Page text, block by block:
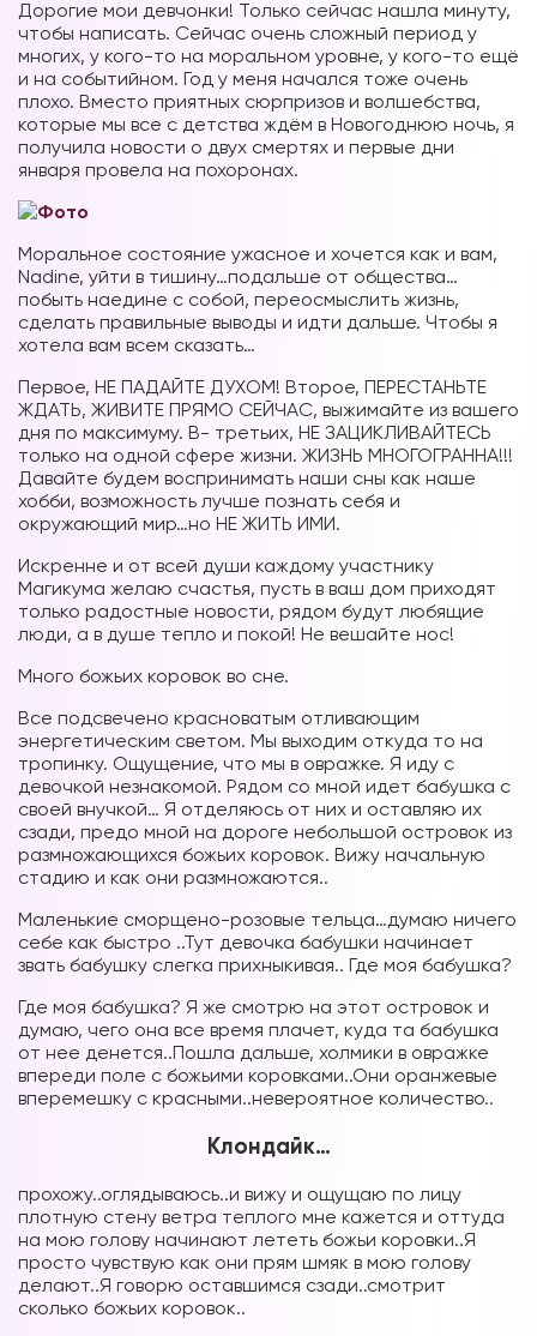
Дорогие мои девчонки! Только сейчас нашла минуту,
чтобы написать. Сейчас очень сложный период у
многих, у кого-то на моральном уровне, у кого-то ещё
и на событийном. Год у меня начался тоже очень
плохо. Вместо приятных сюрпризов и волшебства,
которые мы все с детства ждём в Новогоднюю ночь, я
получила новости о двух смертях и первые дни
января провела на похоронах.
Моральное состояние ужасное и хочется как и вам,
Nadine, уйти в тишину…подальше от общества…
побыть наедине с собой, переосмыслить жизнь,
сделать правильные выводы и идти дальше. Чтобы я
хотела вам всем сказать…
Первое, НЕ ПАДАЙТЕ ДУХОМ! Второе, ПЕРЕСТАНЬТЕ
ЖДАТЬ, ЖИВИТЕ ПРЯМО СЕЙЧАС, выжимайте из вашего
дня по максимуму. В- третьих, НЕ ЗАЦИКЛИВАЙТЕСЬ
только на одной сфере жизни. ЖИЗНЬ МНОГОГРАННА!!!
Давайте будем воспринимать наши сны как наше
хобби, возможность лучше познать себя и
окружающий мир…но НЕ ЖИТЬ ИМИ.
Искренне и от всей души каждому участнику
Магикума желаю счастья, пусть в ваш дом приходят
только радостные новости, рядом будут любящие
люди, а в душе тепло и покой! Не вешайте нос!
Много божьих коровок во сне.
Все подсвечено красноватым отливающим
энергетическим светом. Мы выходим откуда то на
тропинку. Ощущение, что мы в овражке. Я иду с
девочкой незнакомой. Рядом со мной идет бабушка с
своей внучкой… Я отделяюсь от них и оставляю их
сзади, предо мной на дороге небольшой островок из
размножающихся божьих коровок. Вижу начальную
стадию и как они размножаются..
Маленькие сморщено-розовые тельца…думаю ничего
себе как быстро ..Тут девочка бабушки начинает
звать бабушку слегка прихныкивая.. Где моя бабушка?
Где моя бабушка? Я же смотрю на этот островок и
думаю, чего она все время плачет, куда та бабушка
от нее денется..Пошла дальше, холмики в овражке
впереди поле с божьими коровками..Они оранжевые
вперемешку с красными..невероятное количество..
Клондайк…
прохожу..оглядываюсь..и вижу и ощущаю по лицу
плотную стену ветра теплого мне кажется и оттуда
на мою голову начинают лететь божьи коровки..Я
просто чувствую как они прям шмяк в мою голову
делают..Я говорю оставшимся сзади..смотрит
сколько божьих коровок..
Вы можете получать информацию во
снах (проверено более 100000
участниками)
Мы разработали систему практик, с
помощью которой можно получать
информацию во снах с первых дней.
Скачайте приложение, чтобы получить
доступ:
Наши форумы
Форум в
Телеграм